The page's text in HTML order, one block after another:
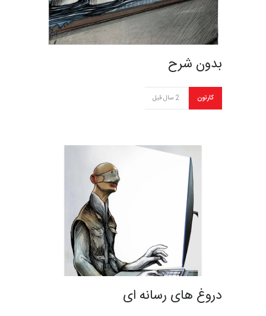
بدون شرح
کارتون 2 سال قبل
دروغ های رسانه ای